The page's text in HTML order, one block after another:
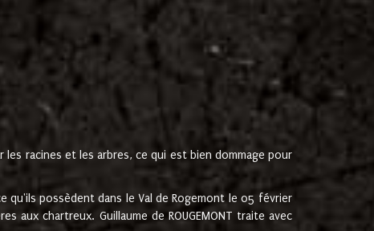
racines et les arbres, ce qui est bien dommage pour
qu'ils possèdent dans le Val de Rogemont le 05 février
aux chartreux. Guillaume de ROUGEMONT traite avec